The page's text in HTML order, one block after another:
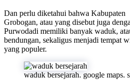
Dan perlu diketahui bahwa Kabupaten
Grobogan, atau yang disebut juga
Purwodadi memiliki banyak waduk,
bendungan, sekaligus menjadi tempat
yang populer.
waduk bersejarah. google maps.